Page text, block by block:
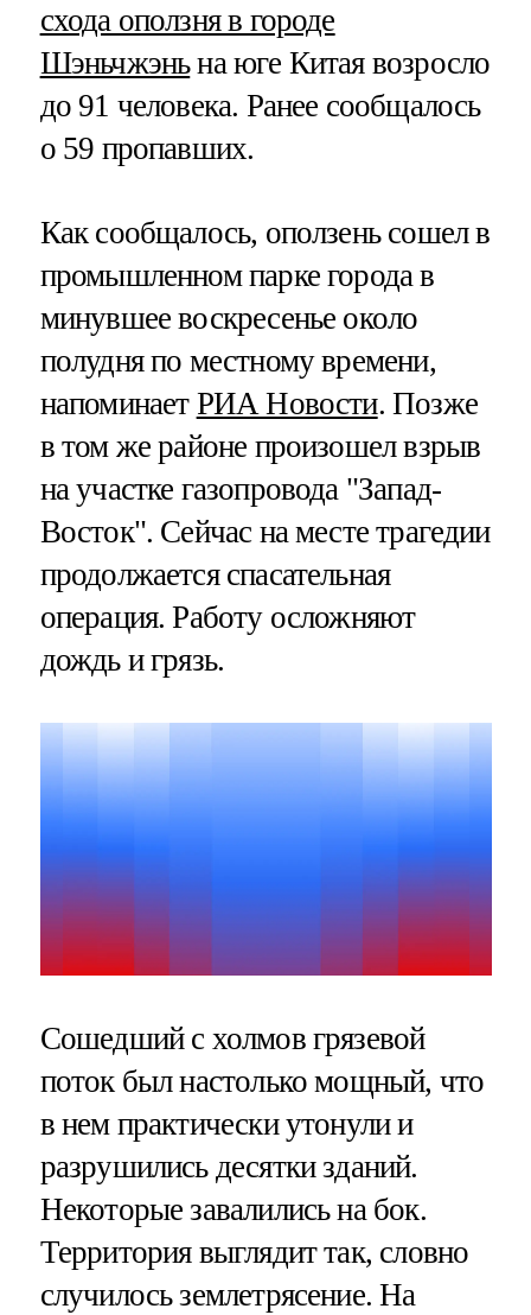
схода оползня в городе
Шэньчжэньна юге Китая возросло
до 91 человека. Ранее сообщалось
о 59 пропавших.
Как сообщалось, оползень сошел в
промышленном парке города в
минувшее воскресенье около
полудня по местному времени,
напоминает РИА Новости. Позже
в том же районе произошел взрыв
на участке газопровода "Запад-
Восток". Сейчас на месте трагедии
продолжается спасательная
операция. Работу осложняют
дождь и грязь.
Сошедший с холмов грязевой
поток был настолько мощный, что
в нем практически утонули и
разрушились десятки зданий.
Некоторые завалились на бок.
Территория выглядит так, словно
случилось землетрясение. На